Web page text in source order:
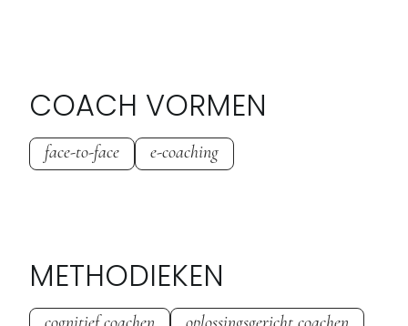
COACH VORMEN
face-to-face e-coaching
METHODIEKEN